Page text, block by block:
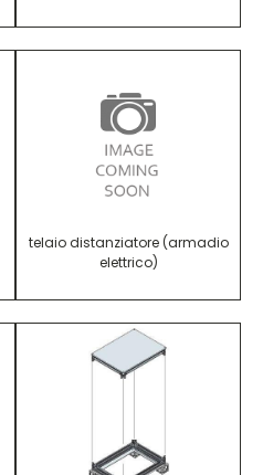
telaio distanziatore (armadio
elettrico)